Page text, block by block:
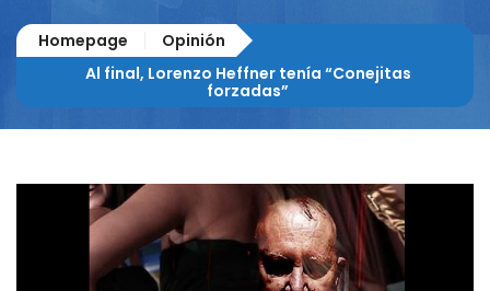
Homepage
Opinión
Al final, Lorenzo Heffner tenía “Conejitas
forzadas”